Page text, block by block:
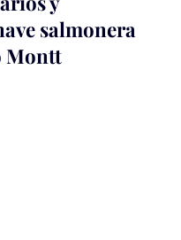
salmonera
Montt